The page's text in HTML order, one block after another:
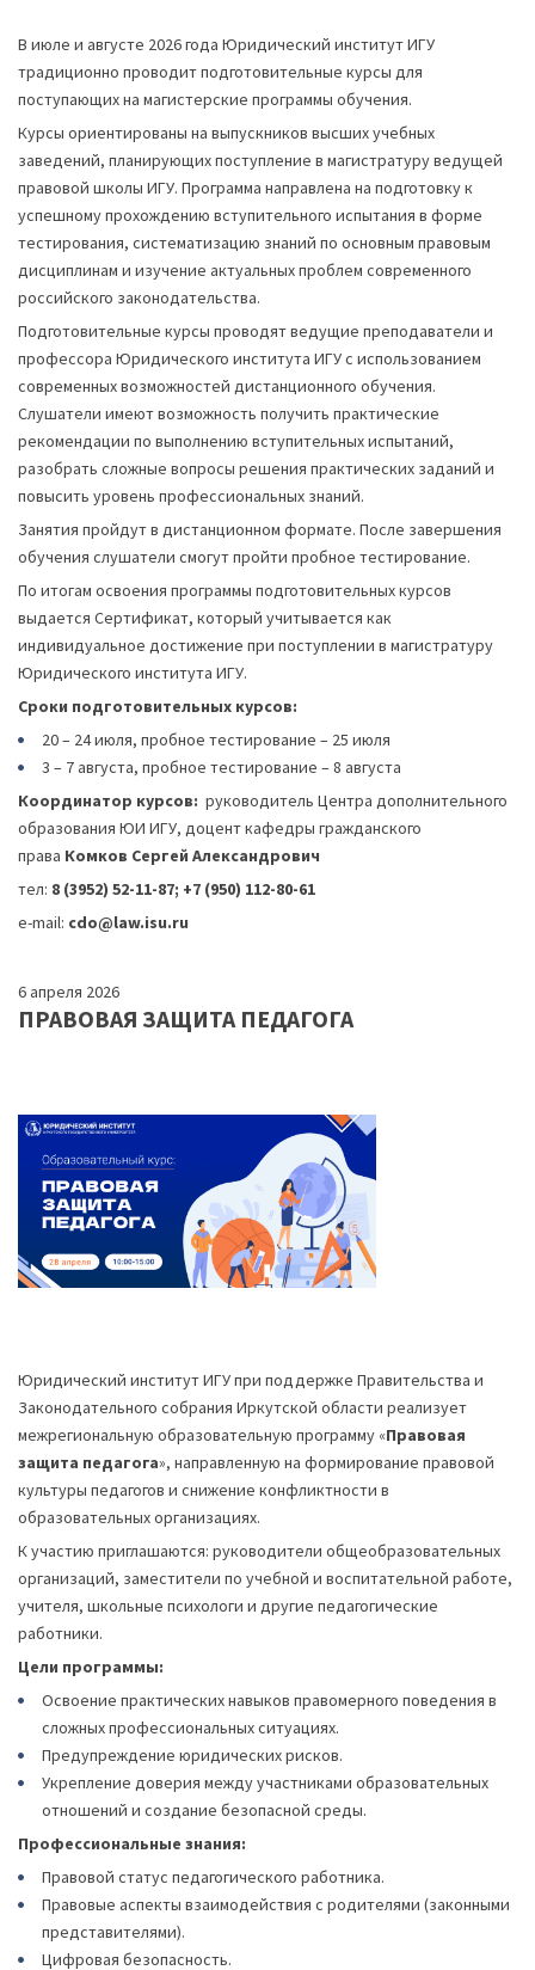
В июле и августе 2026 года Юридический институт ИГУ
традиционно проводит подготовительные курсы для
поступающих на магистерские программы обучения.
Курсы ориентированы на выпускников высших учебных
заведений, планирующих поступление в магистратуру ведущей
правовой школы ИГУ. Программа направлена на подготовку к
успешному прохождению вступительного испытания в форме
тестирования, систематизацию знаний по основным правовым
дисциплинам и изучение актуальных проблем современного
российского законодательства.
Подготовительные курсы проводят ведущие преподаватели и
профессора Юридического института ИГУ с использованием
современных возможностей дистанционного обучения.
Слушатели имеют возможность получить практические
рекомендации по выполнению вступительных испытаний,
разобрать сложные вопросы решения практических заданий и
повысить уровень профессиональных знаний.
Занятия пройдут в дистанционном формате. После завершения
обучения слушатели смогут пройти пробное тестирование.
По итогам освоения программы подготовительных курсов
выдается Сертификат, который учитывается как
индивидуальное достижение при поступлении в магистратуру
Юридического института ИГУ.
Сроки подготовительных курсов:
20 – 24 июля, пробное тестирование – 25 июля
3 – 7 августа, пробное тестирование – 8 августа
Координатор курсов: руководитель Центра дополнительного
образования ЮИ ИГУ, доцент кафедры гражданского
права Комков Сергей Александрович
тел: 8 (3952) 52-11-87; +7 (950) 112-80-61
e-mail: cdo@law.isu.ru
6 апреля 2026
ПРАВОВАЯ ЗАЩИТА ПЕДАГОГА
Юридический институт ИГУ при поддержке Правительства и
Законодательного собрания Иркутской области реализует
межрегиональную образовательную программу «Правовая
защита педагога», направленную на формирование правовой
культуры педагогов и снижение конфликтности в
образовательных организациях.
К участию приглашаются: руководители общеобразовательных
организаций, заместители по учебной и воспитательной работе,
учителя, школьные психологи и другие педагогические
работники.
Цели программы:
Освоение практических навыков правомерного поведения в
сложных профессиональных ситуациях.
Предупреждение юридических рисков.
Укрепление доверия между участниками образовательных
отношений и создание безопасной среды.
Профессиональные знания:
Правовой статус педагогического работника.
Правовые аспекты взаимодействия с родителями (законными
представителями).
Цифровая безопасность.